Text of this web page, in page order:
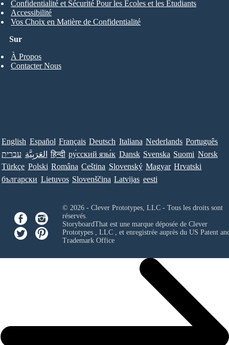
Sur
À Propos
Contacter Nous
Confidentialité et Sécurité Pour les Écoles et les Étudiants
Accessibilité
Vos Choix en Matière de Confidentialité
English Español Français Deutsch Italiana Nederlands Português
עברית العَرَبِيَّة हिन्दी ру́сский язы́к Dansk Svenska Suomi Norsk
Türkçe Polski Româna Ceština Slovenský Magyar Hrvatski
български Lietuvos Slovenščina Latvijas eesti
© 2026 - Clever Prototypes, LLC - Tous les droits sont
réservés.
StoryboardThat est une marque déposée de Clever
Prototypes , LLC, et enregistrée auprès du US Patent
Trademark Office